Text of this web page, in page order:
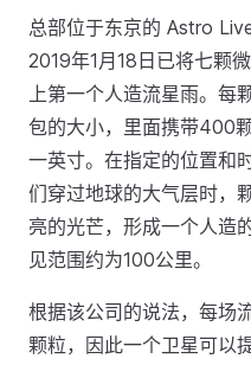
总部位于东京的 Astro
2019年1月18日已将七颗
上第一个人造流星雨。每
包的大小，里面携带400
一英寸。在指定的位置和
们穿过地球的大气层时，
亮的光芒，形成一个人造
见范围约为100公里。
根据该公司的说法，每场
颗粒，因此一个卫星可以